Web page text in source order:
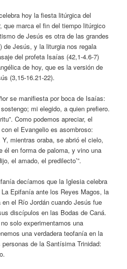
hoy la fiesta litúrgica del
que marca el fin del tiempo litúrgico
de Jesús es otra de las grandes
de Jesús, y la liturgia nos regala
del profeta Isaías (42,1-4.6-7)
de hoy, que es la versión de
(3,15-16.21-22).
se manifiesta por boca de Isaías:
mi elegido, a quien prefiero.
Como podemos apreciar, el
el Evangelio es asombroso:
mientras oraba, se abrió el cielo,
él en forma de paloma, y vino una
el amado, el predilecto’”.
decíamos que la Iglesia celebra
Epifanía ante los Reyes Magos, la
el Río Jordán cuando Jesús fue
discípulos en las Bodas de Caná.
solo experimentamos una
una verdadera teofanía en la
de la Santísima Trinidad: